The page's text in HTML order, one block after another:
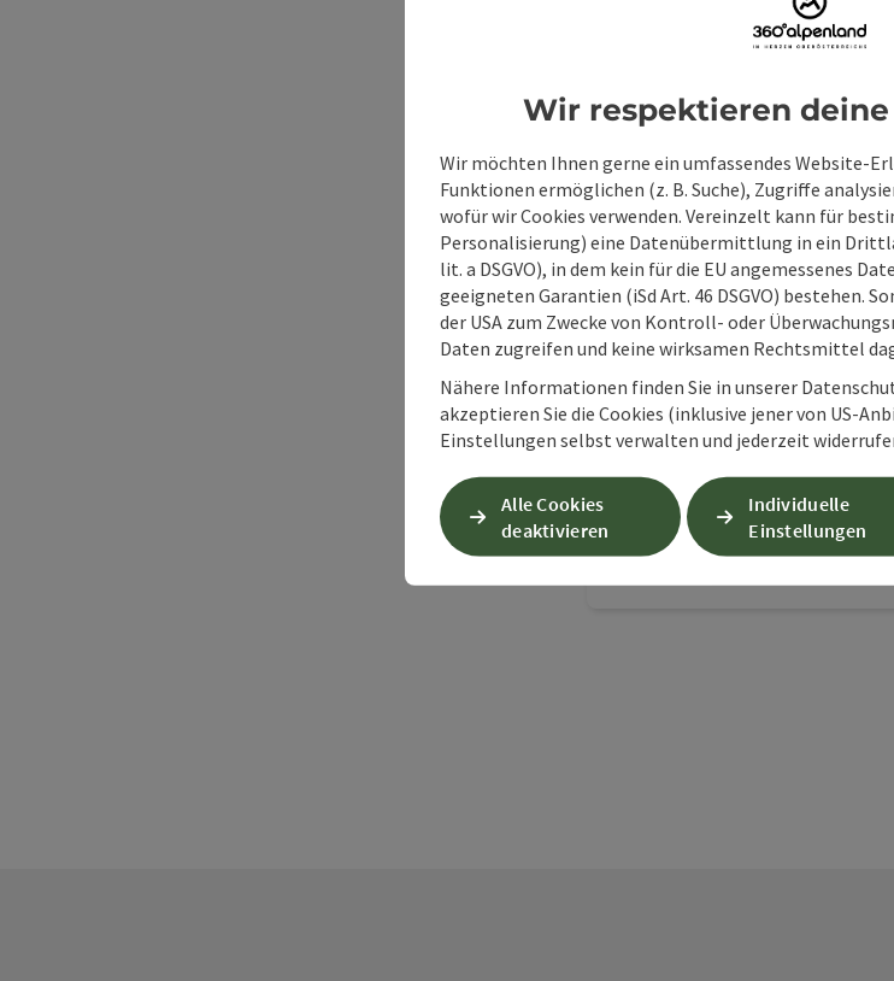
Beitrag merken: Haus Oberlehner
Beitrag merken:
Wir respektieren
Wir möchten Ihnen gerne ein umfassendes Website-
Funktionen ermöglichen (z. B. Suche), Zugriffe
wofür wir Cookies verwenden. Vereinzelt kann für
Personalisierung) eine Datenübermittlung in ein
lit. a DSGVO), in dem kein für die EU angemessenes
geeigneten Garantien (iSd Art. 46 DSGVO) bestehen.
der USA zum Zwecke von Kontroll- oder
Daten zugreifen und keine wirksamen Rechtsmittel
Nähere Informationen finden Sie in unserer
akzeptieren Sie die Cookies (inklusive jener von US-
Einstellungen selbst verwalten und jederzeit
Alle Cookies
deaktivieren
Individuelle
Einstellungen